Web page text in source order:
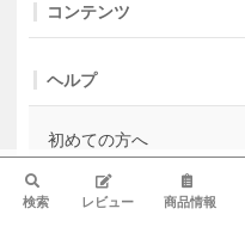
コンテンツ
ヘルプ
初めての方へ
よくある質問
検索 レビュー 商品情報